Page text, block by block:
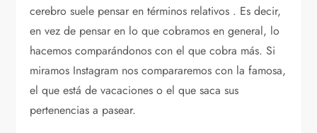
cerebro suele pensar en términos relativos . Es decir,
en vez de pensar en lo que cobramos en general, lo
hacemos comparándonos con el que cobra más. Si
miramos Instagram nos compararemos con la famosa,
el que está de vacaciones o el que saca sus
pertenencias a pasear.